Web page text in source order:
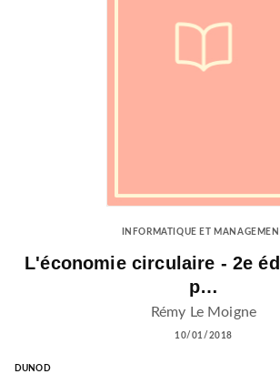
INFORMATIQUE ET
L'économie circulaire - 2e
p…
Rémy Le Moigne
10/01/2018
DUNOD